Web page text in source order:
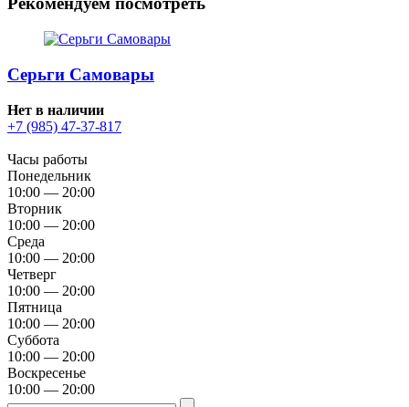
Серьги Самовары
Нет в наличии
+7 (985) 47-37-817
Часы работы
Понедельник
10:00 — 20:00
Вторник
10:00 — 20:00
Среда
10:00 — 20:00
Четверг
10:00 — 20:00
Пятница
10:00 — 20:00
Суббота
10:00 — 20:00
Воскресенье
10:00 — 20:00